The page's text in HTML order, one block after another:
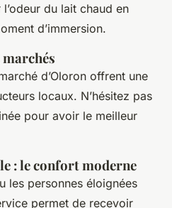
du lait chaud en
d’immersion.
marchés
d’Oloron offrent une
locaux. N’hésitez pas
pour avoir le meilleur
: le confort moderne
les personnes éloignées
permet de recevoir